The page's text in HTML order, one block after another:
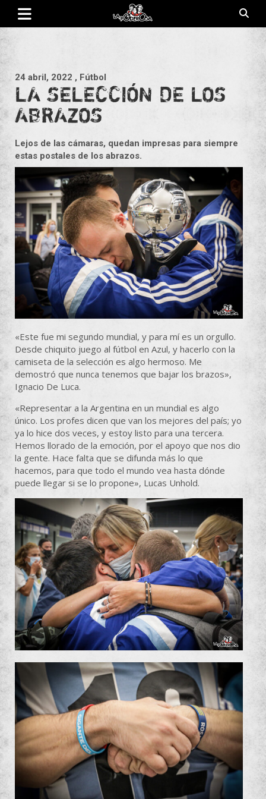
Saltar
contenido
24 abril, 2022 , Fútbol
LA SELECCIÓN DE LOS
ABRAZOS
Lejos de las cámaras, quedan impresas para siempre
estas postales de los abrazos.
«Este fue mi segundo mundial, y para mí es un orgullo.
Desde chiquito juego al fútbol en Azul, y hacerlo con la
camiseta de la selección es algo hermoso. Me
demostró que nunca tenemos que bajar los brazos»,
Ignacio De Luca.
«Representar a la Argentina en un mundial es algo
único. Los profes dicen que van los mejores del país; yo
ya lo hice dos veces, y estoy listo para una tercera.
Hemos llorado de la emoción, por el apoyo que nos dio
la gente. Hace falta que se difunda más lo que
hacemos, para que todo el mundo vea hasta dónde
puede llegar si se lo propone», Lucas Unhold.